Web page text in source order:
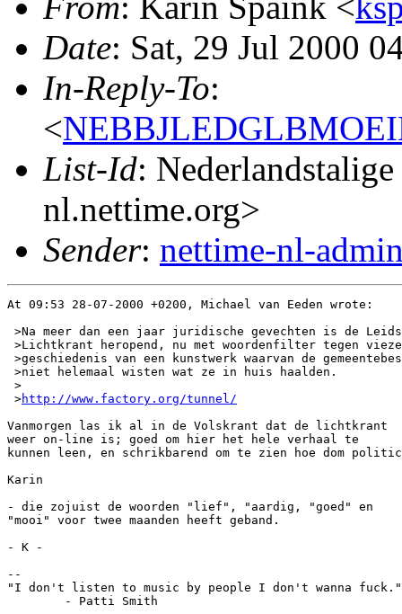
Date: Sat, 29 Jul 2000
In-Reply-To:
<
List-Id:
nl.nettime.org>
Sender: nettime-nl-
At 09:53 28-07-2000 +0200, Michael van Eeden wrote:
>Na meer dan een jaar juridische gevechten is de
>Lichtkrant heropend, nu met woordenfilter tegen
>geschiedenis van een kunstwerk waarvan de
>niet helemaal wisten wat ze in huis haalden.
>
>http://www.factory.org/tunnel/
Vanmorgen las ik al in de Volskrant dat de lichtkrant
weer on-line is; goed om hier het hele verhaal te
kunnen leen, en schrikbarend om te zien hoe dom
Karin
- die zojuist de woorden "lief", "aardig, "goed" en
"mooi" voor twee maanden heeft geband.
- K -
--
"I don't listen to music by people I don't wanna fuck."